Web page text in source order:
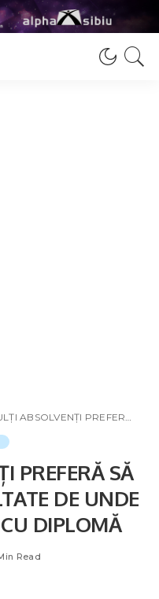
PREFERĂ SĂ MEARGĂ LA FACULTATE DE UNDE IES ȘOMERI DAR CU DIPLOMĂ
PREFERĂ SĂ
DE UNDE
DIPLOMĂ
Read